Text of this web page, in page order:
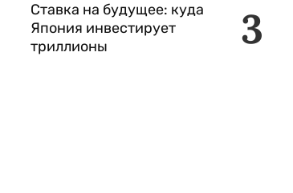
3
Ставка на будущее: куда
Япония инвестирует
триллионы